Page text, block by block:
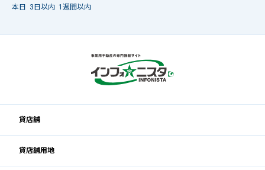
本日
3日以内 1週間以内
貸店舗
貸店舗用地